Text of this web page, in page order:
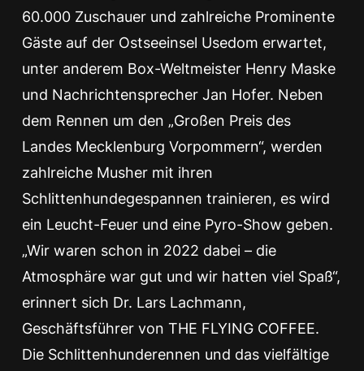
60.000 Zuschauer und zahlreiche Prominente
Gäste auf der Ostseeinsel Usedom erwartet,
unter anderem Box-Weltmeister Henry Maske
und Nachrichtensprecher Jan Hofer. Neben
dem Rennen um den „Großen Preis des
Landes Mecklenburg Vorpommern“, werden
zahlreiche Musher mit ihren
Schlittenhundegespannen trainieren, es wird
ein Leucht-Feuer und eine Pyro-Show geben.
„Wir waren schon in 2022 dabei – die
Atmosphäre war gut und wir hatten viel Spaß“,
erinnert sich Dr. Lars Lachmann,
Geschäftsführer von THE FLYING COFFEE.
Die Schlittenhunderennen und das vielfältige